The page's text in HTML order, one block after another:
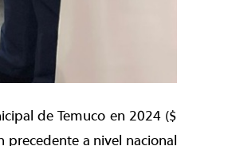
de Temuco en 2024 ($
precedente a nivel nacional